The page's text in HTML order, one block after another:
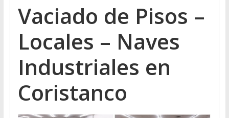
Vaciado de Pisos –
Locales – Naves
Industriales en
Coristanco